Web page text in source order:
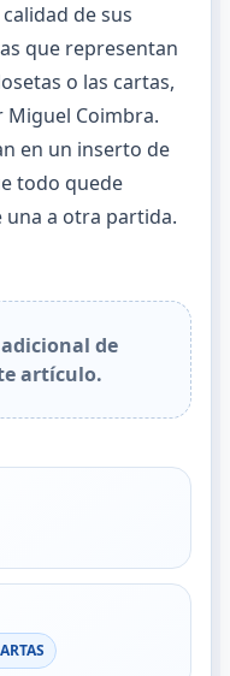
de sus
que representan
o las cartas,
Coimbra.
en un inserto de
todo quede
a otra partida.
de
artículo.